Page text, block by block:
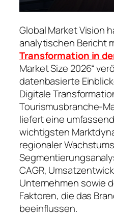
Global Market Vision
analytischen Bericht
Transformation in
Market Size 2026“
datenbasierte
Digitale
Tourismusbranche-
liefert eine
wichtigsten
regionaler
CAGR,
Unternehmen sowie
Faktoren, die das
beeinflussen.